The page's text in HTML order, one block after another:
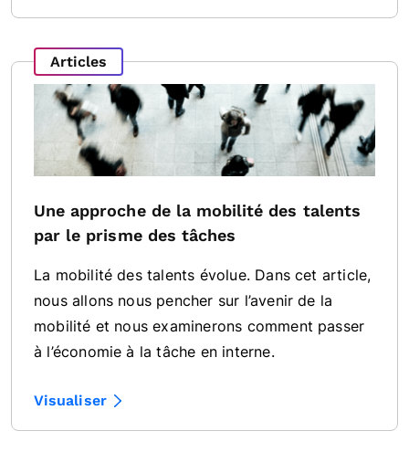
Articles
Une approche de la mobilité des talents
par le prisme des tâches
La mobilité des talents évolue. Dans cet article,
nous allons nous pencher sur l’avenir de la
mobilité et nous examinerons comment passer
à l’économie à la tâche en interne.
Visualiser